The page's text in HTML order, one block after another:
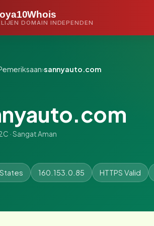
DOMAIN INDEPENDEN
›sannyauto.com
· Sangat Aman
160.153.0.85 HTTPS Valid